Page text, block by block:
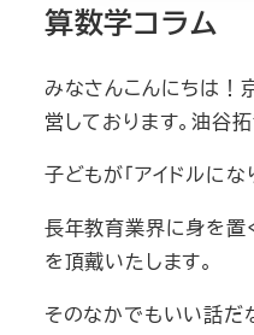
算数学コラム
みなさんこんにちは！
営しております。油谷
子どもが「アイドルにな
長年教育業界に身を置
を頂戴いたします。
そのなかでもいい話だ